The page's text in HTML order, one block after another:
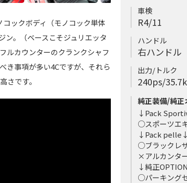
ックボディ（モノコック単体
ン。（ベースこそジュリエッタ
ルカウンターのクランクシャフ
き事項が多い4Cですが、それら
さです。
ローンチコントロー
時のシフトアップタ
を常に回転させてい
ペダルは剛性が非常
車検
R4/11
ハンドル
右ハンドル
出力/トルク
240ps/
純正装備/純正
↓Pack
○スポーツエ
↓Pack pelle↓
○ブラックレ
×アルカンタ
↓純正
○パーキング